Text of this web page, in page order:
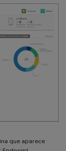
que aparece